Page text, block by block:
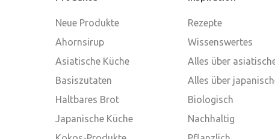
Neue Produkte
Ahornsirup
Asiatische Küche
Basiszutaten
Haltbares Brot
Japanische Küche
Rezepte
Wissenswertes
Alles über
Alles über
Biologisch
Nachhaltig